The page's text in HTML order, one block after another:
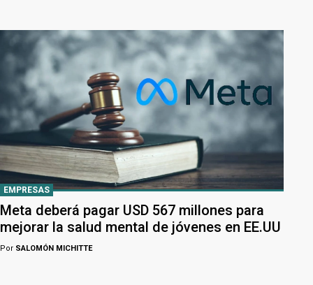
EMPRESAS
Meta deberá pagar USD 567 millones para
mejorar la salud mental de jóvenes en EE.UU
Por SALOMÓN MICHITTE